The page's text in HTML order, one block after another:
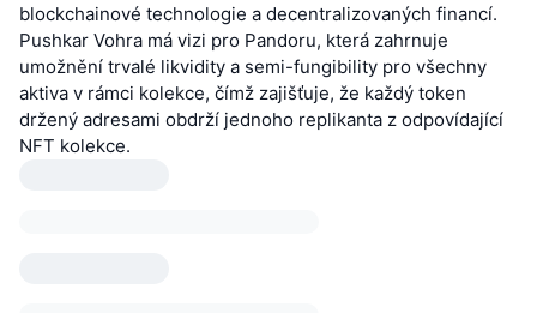
blockchainové technologie a decentralizovaných financí.
Pushkar Vohra má vizi pro Pandoru, která zahrnuje
umožnění trvalé likvidity a semi-fungibility pro všechny
aktiva v rámci kolekce, čímž zajišťuje, že každý token
držený adresami obdrží jednoho replikanta z odpovídající
NFT kolekce.